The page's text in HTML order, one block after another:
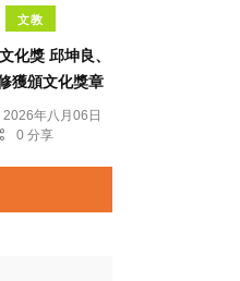
文教
化獎 邱坤良、
獲頒文化獎章
2026年八月06日
0 分享